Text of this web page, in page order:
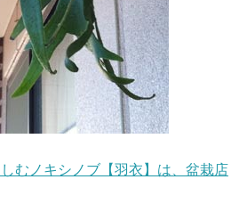
むノキシノブ【羽衣】は、盆栽店